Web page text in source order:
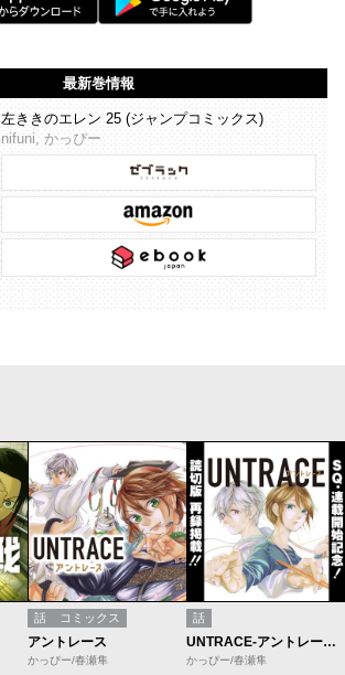
最新巻情報
左ききのエレン 25 (ジャンプコミックス)
nifuni, かっぴー
話 コミックス
アントレース
かっぴー/春瀬隼
話
UNTRACE-アントレース-／ネーム版
かっぴー/春瀬隼